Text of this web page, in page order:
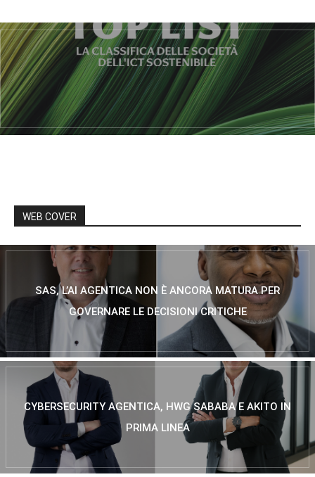
WEB COVER
SAS, L’AI AGENTICA NON È ANCORA MATURA PER
GOVERNARE LE DECISIONI CRITICHE
CYBERSECURITY AGENTICA, HWG SABABA E AKITO IN
PRIMA LINEA